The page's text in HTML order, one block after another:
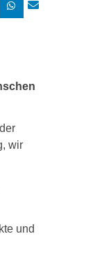
wir
und